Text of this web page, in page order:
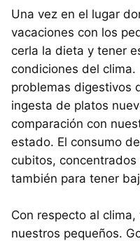
Una vez en el lugar
vacaciones con los
cerla la dieta y tener
condiciones del
problemas digestivos
ingesta de platos
comparación con
estado. El consumo
cubitos,
también para tener
Con respecto al
nuestros pequeños.